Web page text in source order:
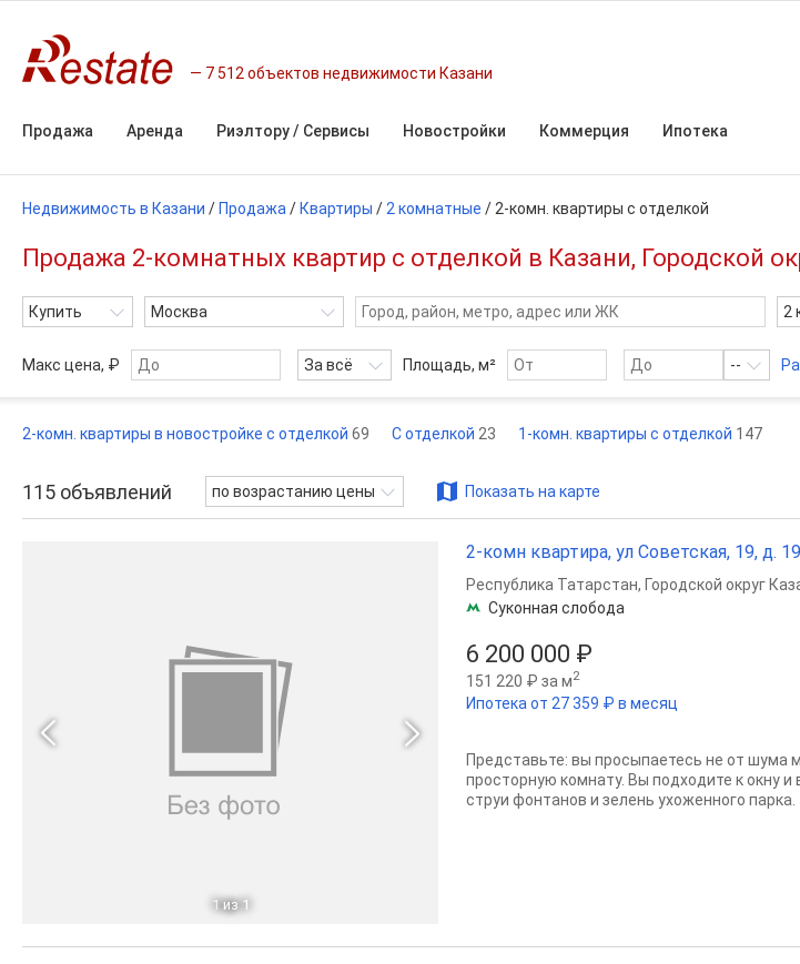
7 512 объектов недвижимости Казани
Продажа Аренда Риэлтору / Сервисы Новостройки Коммерция Ипотека
Недвижимость в Казани / Продажа / Квартиры / 2 комнатные / 2-комн. квартиры с отделкой
Продажа 2-комнатных квартир с отделкой в Казани, Городской
Купить Москва 2
Макс цена, ₽ За всё Площадь, м² --
2-комн. квартиры в новостройке с отделкой 69 С отделкой 23 1-комн. квартиры с отделкой 147
115 объявлений по возрастанию цены Показать на карте
1 из 1
2-комн квартира, ул Советская, 19, д.
6 200 000 ₽
151 220 ₽ за м2
Ипотека от 27 359 ₽ в месяц
Республика Татарстан, Городской округ
Суконная слобода
Представьте: вы просыпаетесь не от шума
просторную комнату. Вы подходите к окну
струи фонтанов и зелень ухоженного парка.